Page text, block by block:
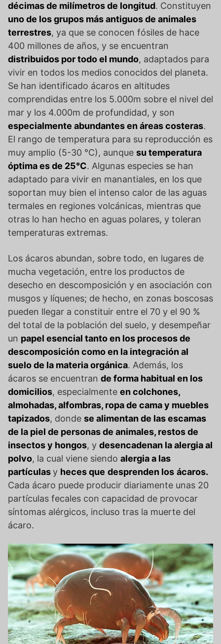
décimas de milímetros de longitud. Constituyen
uno de los grupos más antiguos de animales
terrestres, ya que se conocen fósiles de hace
400 millones de años, y se encuentran
distribuidos por todo el mundo, adaptados para
vivir en todos los medios conocidos del planeta.
Se han identificado ácaros en altitudes
comprendidas entre los 5.000m sobre el nivel del
mar y los 4.000m de profundidad, y son
especialmente abundantes en áreas costeras.
El rango de temperatura para su reproducción es
muy amplio (5-30 °C), aunque su temperatura
óptima es de 25°C. Algunas especies se han
adaptado para vivir en manantiales, en los que
soportan muy bien el intenso calor de las aguas
termales en regiones volcánicas, mientras que
otras lo han hecho en aguas polares, y toleran
temperaturas extremas.
Los ácaros abundan, sobre todo, en lugares de
mucha vegetación, entre los productos de
desecho en descomposición y en asociación con
musgos y líquenes; de hecho, en zonas boscosas
pueden llegar a constituir entre el 70 y el 90 %
del total de la población del suelo, y desempeñar
un papel esencial tanto en los procesos de
descomposición como en la integración al
suelo de la materia orgánica. Además, los
ácaros se encuentran de forma habitual en los
domicilios, especialmente en colchones,
almohadas, alfombras, ropa de cama y muebles
tapizados, donde se alimentan de las escamas
de la piel de personas de animales, restos de
insectos y hongos, y desencadenan la alergia al
polvo, la cual viene siendo alergia a las
partículasy heces que desprenden los ácaros.
Cada ácaro puede producir diariamente unas 20
partículas fecales con capacidad de provocar
síntomas alérgicos, incluso tras la muerte del
ácaro.